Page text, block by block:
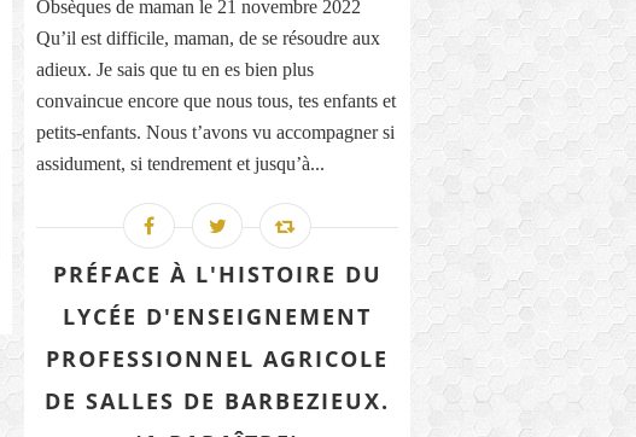
Obsèques de maman le 21 novembre 2022
Qu’il est difficile, maman, de se résoudre aux
adieux. Je sais que tu en es bien plus
convaincue encore que nous tous, tes enfants et
petits-enfants. Nous t’avons vu accompagner si
assidument, si tendrement et jusqu’à...
PRÉFACE À L'HISTOIRE DU
LYCÉE D'ENSEIGNEMENT
PROFESSIONNEL AGRICOLE
DE SALLES DE BARBEZIEUX.